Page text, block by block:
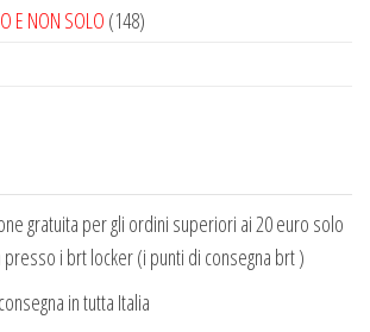
E NON SOLO (148)
gratuita per gli ordini superiori ai 20 euro solo
presso i brt locker (i punti di consegna brt )
in tutta Italia